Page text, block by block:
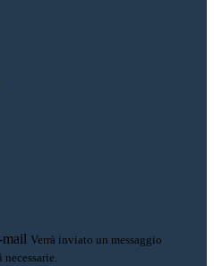
mail Verrà inviato un messaggio